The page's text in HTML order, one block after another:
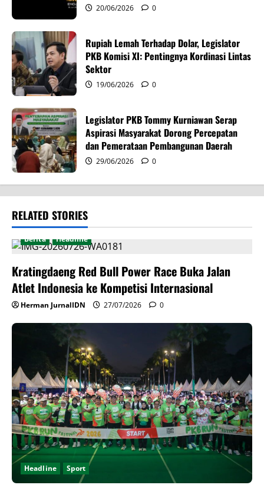
n
20/06/2026 0
Rupiah Lemah Terhadap Dolar, Legislator
PKB Komisi XI: Pentingnya Kordinasi Lintas
Sektor
19/06/2026 0
Legislator PKB Tommy Kurniawan Serap
Aspirasi Masyarakat Dorong Percepatan
dan Pemerataan Pembangunan Daerah
29/06/2026 0
RELATED STORIES
Berita Headline
Kratingdaeng Red Bull Power Race Buka Jalan
Atlet Indonesia ke Kompetisi Internasional
Herman JurnalIDN 27/07/2026 0
Headline Sport